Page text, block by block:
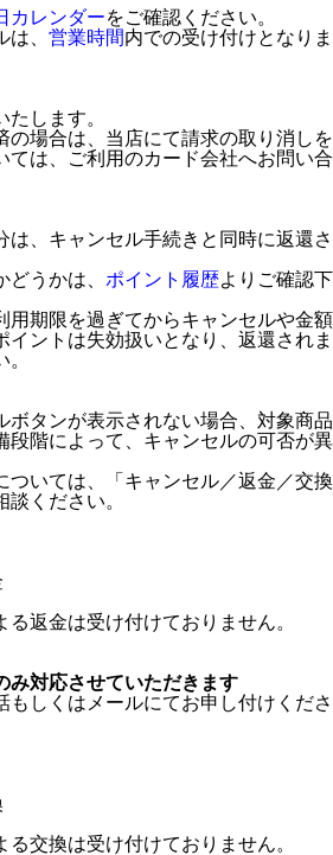
カレンダーをご確認ください。
、 営業時間内での受け付けとなりま
します。
場合は、当店にて請求の取り消しを
ては、ご利用のカード会社へお問い合
は、キャンセル手続きと同時に返還さ
うかは、 ポイント履歴よりご確認下
期限を過ぎてからキャンセルや金額
イントは失効扱いとなり、返還されま
ボタンが表示されない場合、対象商品
段階によって、キャンセルの可否が異
ついては、「キャンセル／返金／交換
ください。
返金は受け付けておりません。
み対応させていただきます
もしくはメールにてお申し付けくださ
交換は受け付けておりません。